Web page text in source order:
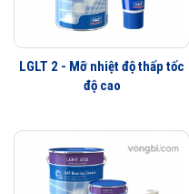
LGLT 2 - Mỡ nhiệt độ thấp tốc
độ cao